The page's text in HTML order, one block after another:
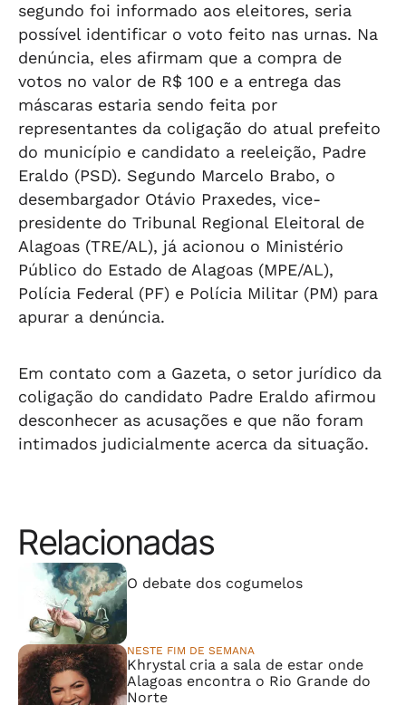
segundo foi informado aos eleitores, seria
possível identificar o voto feito nas urnas. Na
denúncia, eles afirmam que a compra de
votos no valor de R$ 100 e a entrega das
máscaras estaria sendo feita por
representantes da coligação do atual prefeito
do município e candidato a reeleição, Padre
Eraldo (PSD). Segundo Marcelo Brabo, o
desembargador Otávio Praxedes, vice-
presidente do Tribunal Regional Eleitoral de
Alagoas (TRE/AL), já acionou o Ministério
Público do Estado de Alagoas (MPE/AL),
Polícia Federal (PF) e Polícia Militar (PM) para
apurar a denúncia.
Em contato com a Gazeta, o setor jurídico da
coligação do candidato Padre Eraldo afirmou
desconhecer as acusações e que não foram
intimados judicialmente acerca da situação.
Relacionadas
O debate dos cogumelos
NESTE FIM DE SEMANA
Khrystal cria a sala de estar onde
Alagoas encontra o Rio Grande do
Norte